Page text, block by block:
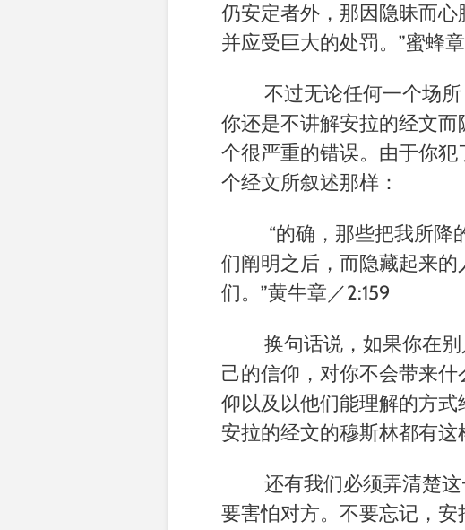
仍安定者外，那因隐昧而心
并应受巨大的处罚。 ”蜜蜂
不过无论任何一个场
你还是不讲解安拉的经文
个很严重的错误。由于你
个经文所叙述那样：
“的确，那些把我所降
们阐明之后，而隐藏起来
们。 ”黄牛章／2:159
换句话说，如果你在
己的信仰，对你不会带来
仰以及以他们能理解的方
安拉的经文的穆斯林都有这
还有我们必须弄清楚
要害怕对方。不要忘记，安